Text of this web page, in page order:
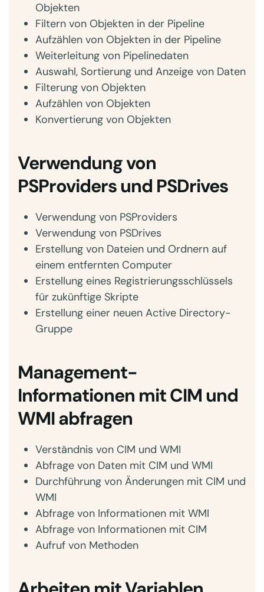
Objekten
Filtern von Objekten in der Pipeline
Aufzählen von Objekten in der Pipeline
Weiterleitung von Pipelinedaten
Auswahl, Sortierung und Anzeige von Daten
Filterung von Objekten
Aufzählen von Objekten
Konvertierung von Objekten
Verwendung von
PSProviders und PSDrives
Verwendung von PSProviders
Verwendung von PSDrives
Erstellung von Dateien und Ordnern auf
einem entfernten Computer
Erstellung eines Registrierungsschlüssels
für zukünftige Skripte
Erstellung einer neuen Active Directory-
Gruppe
Management-
Informationen mit CIM und
WMI abfragen
Verständnis von CIM und WMI
Abfrage von Daten mit CIM und WMI
Durchführung von Änderungen mit CIM und
WMI
Abfrage von Informationen mit WMI
Abfrage von Informationen mit CIM
Aufruf von Methoden